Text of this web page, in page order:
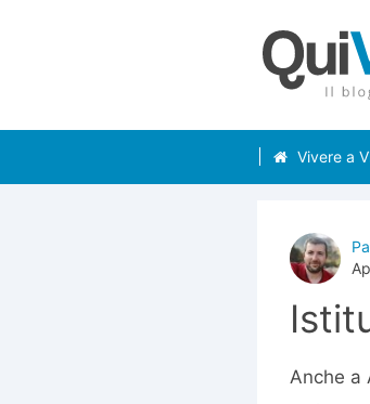
Vivere a
Anche a